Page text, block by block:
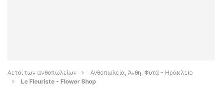
Αετοί των ανθοπωλείων
Ανθοπωλεία, Άνθη, Φυτά - Ηράκλειο
Le Fleuriste - Flower Shop